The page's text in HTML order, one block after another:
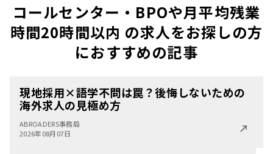
コールセンター・BPOや月平均残業
時間20時間以内 の求人をお探しの方
におすすめの記事
現地採用×語学不問は罠？後悔しないための
海外求人の見極め方
ABROADERS事務局
2026年08月07日